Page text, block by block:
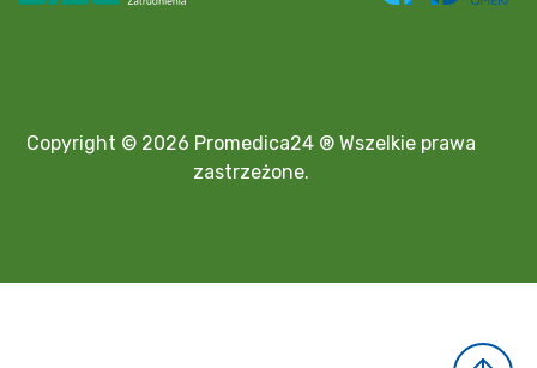
Copyright © 2026 Promedica24 ® Wszelkie prawa
zastrzeżone.